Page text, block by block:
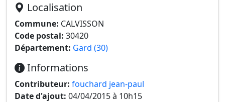
Localisation
Commune: CALVISSON
Code postal: 30420
Département: Gard (30)
Informations
Contributeur: fouchard jean-paul
Date d'ajout: 04/04/2015 à 10h15